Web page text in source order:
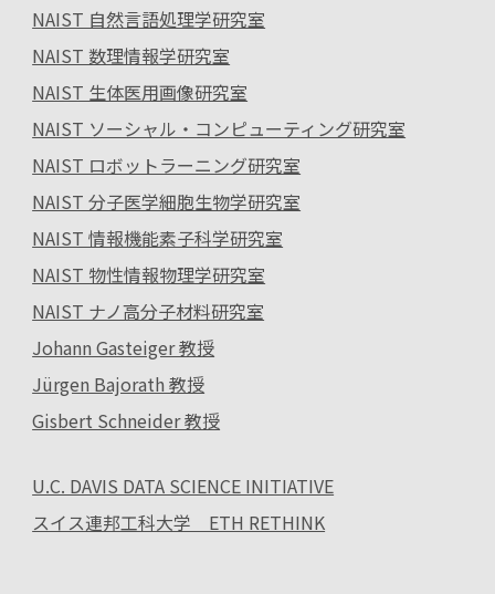
NAIST 自然言語処理学研究室
NAIST 数理情報学研究室
NAIST 生体医用画像研究室
NAIST ソーシャル・コンピューティング研究室
NAIST ロボットラーニング研究室
NAIST 分子医学細胞生物学研究室
NAIST 情報機能素子科学研究室
NAIST 物性情報物理学研究室
NAIST ナノ高分子材料研究室
Johann Gasteiger 教授
Jürgen Bajorath 教授
Gisbert Schneider 教授
U.C. DAVIS DATA SCIENCE INITIATIVE
スイス連邦工科大学 ETH RETHINK